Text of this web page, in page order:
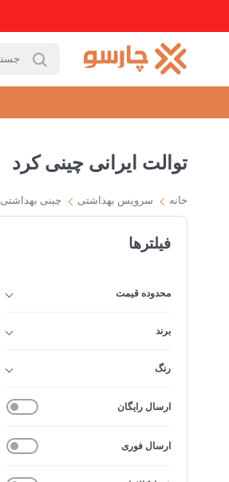
توالت ایرانی چینی کرد
خانه سرویس بهداشتی چینی بهداشتی
فیلترها
محدوده قیمت
برند
رنگ
ارسال رایگان
ارسال فوری